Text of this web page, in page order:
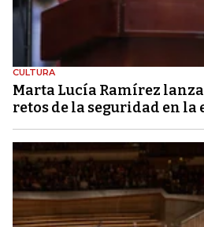
CULTURA
Marta Lucía Ramírez
retos de la seguridad en la